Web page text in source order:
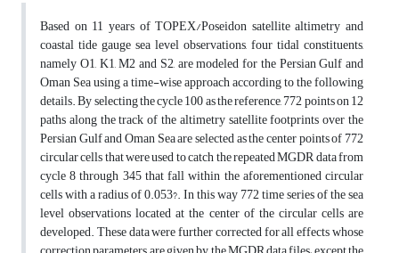
Based on 11 years of TOPEX/Poseidon satellite altimetry and
coastal tide gauge sea level observations, four tidal constituents,
namely O1, K1, M2 and S2, are modeled for the Persian Gulf and
Oman Sea using a time-wise approach according to the following
details. By selecting the cycle 100 as the reference, 772 points on 12
paths along the track of the altimetry satellite footprints over the
Persian Gulf and Oman Sea are selected as the center points of 772
circular cells that were used to catch the repeated MGDR data from
cycle 8 through 345 that fall within the aforementioned circular
cells with a radius of 0.053?. In this way 772 time series of the sea
level observations located at the center of the circular cells are
developed. These data were further corrected for all effects whose